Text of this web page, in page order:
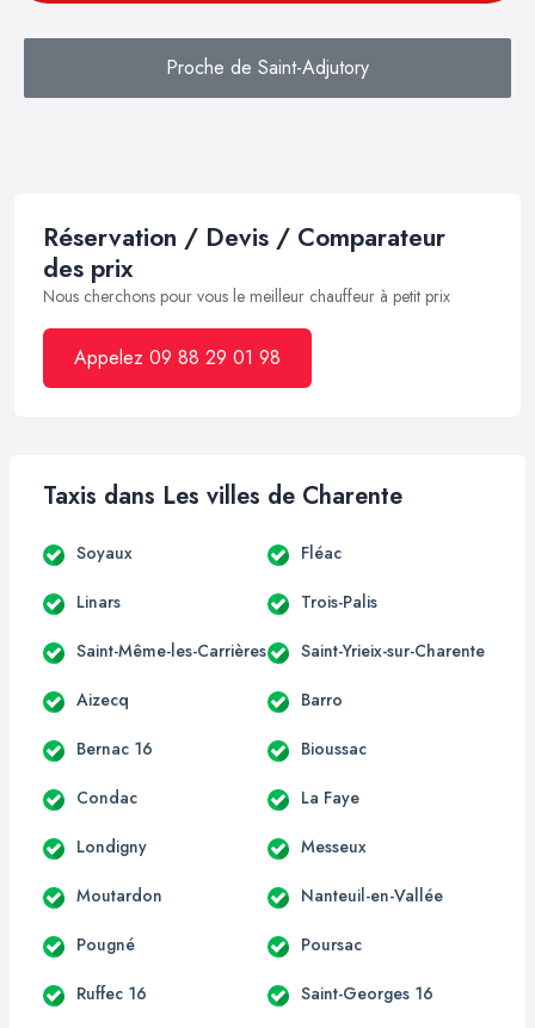
Proche de Saint-Adjutory
Réservation / Devis / Comparateur
des prix
Nous cherchons pour vous le meilleur chauffeur à petit prix
Appelez 09 88 29 01 98
Taxis dans Les villes de Charente
Soyaux Fléac
Linars Trois-Palis
Saint-Même-les-Carrières Saint-Yrieix-sur-Charente
Aizecq Barro
Bernac 16 Bioussac
Condac La Faye
Londigny Messeux
Moutardon Nanteuil-en-Vallée
Pougné Poursac
Ruffec 16 Saint-Georges 16